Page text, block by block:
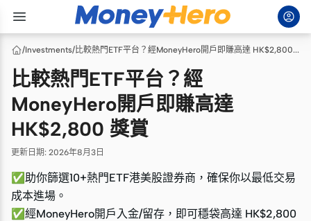
/Investments/ 比較熱門ETF平台？經MoneyHero開戶即賺高達 HK$2,800 獎賞
比較熱門ETF平台？經
MoneyHero開戶即賺高達
HK$2,800 獎賞
更新日期: 2026年8月3日
✅助你篩選10+熱門ETF港美股證券商，確保你以最低交易
成本進場。
✅經MoneyHero開戶入金/留存，即可穩袋高達 HK$2,800